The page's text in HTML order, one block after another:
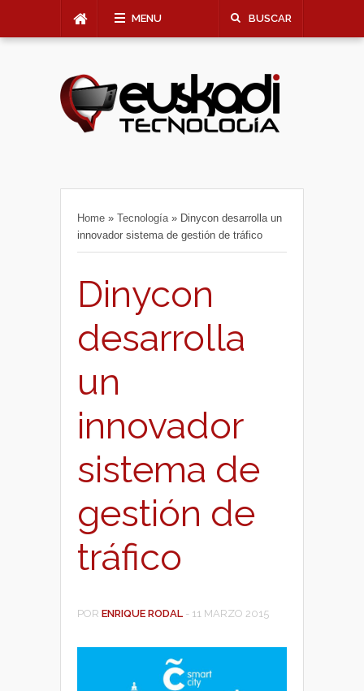
MENU BUSCAR
Home » Tecnología » Dinycon desarrolla un
innovador sistema de gestión de tráfico
Dinycon
desarrolla
un
innovador
sistema de
gestión de
tráfico
POR ENRIQUE RODAL - 11 MARZO 2015